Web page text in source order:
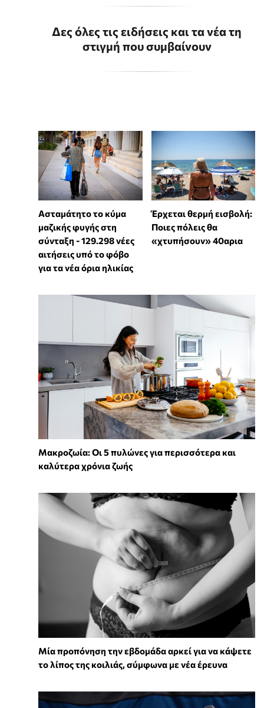
Δες όλες τις ειδήσεις και τα νέα τη
στιγμή που συμβαίνουν
Ασταμάτητο το κύμα
μαζικής φυγής στη
σύνταξη - 129.298 νέες
αιτήσεις υπό το φόβο
για τα νέα όρια ηλικίας
Έρχεται θερμή εισβολή:
Ποιες πόλεις θα
«χτυπήσουν» 40αρια
Mακροζωία: Οι 5 πυλώνες για περισσότερα και
καλύτερα χρόνια ζωής
Μία προπόνηση την εβδομάδα αρκεί για να κάψετε
το λίπος της κοιλιάς, σύμφωνα με νέα έρευνα